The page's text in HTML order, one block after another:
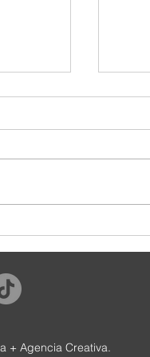
+ Agencia Creativa.